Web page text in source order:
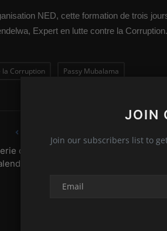
JOIN
Join our subscribers list to
NED, cette formation de trois
Expert en lutte contre la Corruption.
la Corruption Passy Mubalama
des fidèles de la
les familles ...
Goma : Des
contre les